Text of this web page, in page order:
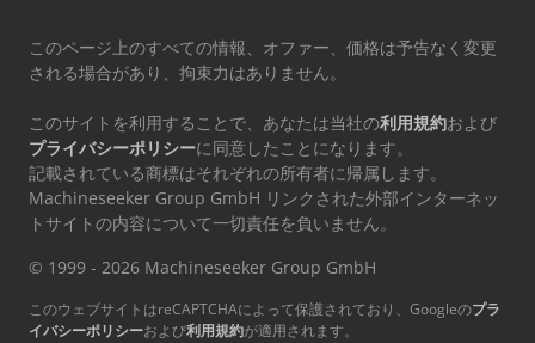
このページ上のすべての情報、オファー、価格は予告なく変更
される場合があり、拘束力はありません。
このサイトを利用することで、あなたは当社の利用規約および
プライバシーポリシーに同意したことになります。
記載されている商標はそれぞれの所有者に帰属します。
Machineseeker Group GmbH リンクされた外部インターネッ
トサイトの内容について一切責任を負いません。
© 1999 - 2026 Machineseeker Group GmbH
このウェブサイトはreCAPTCHAによって保護されており、Googleのプラ
イバシーポリシーおよび利用規約が適用されます。